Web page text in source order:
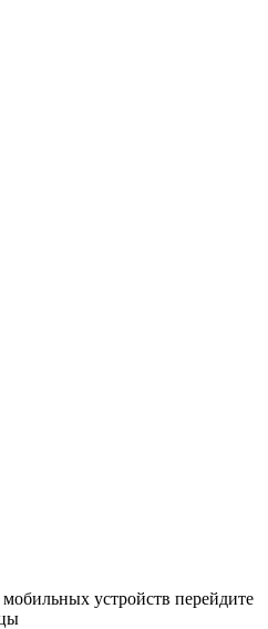
мобильных устройств перейдите